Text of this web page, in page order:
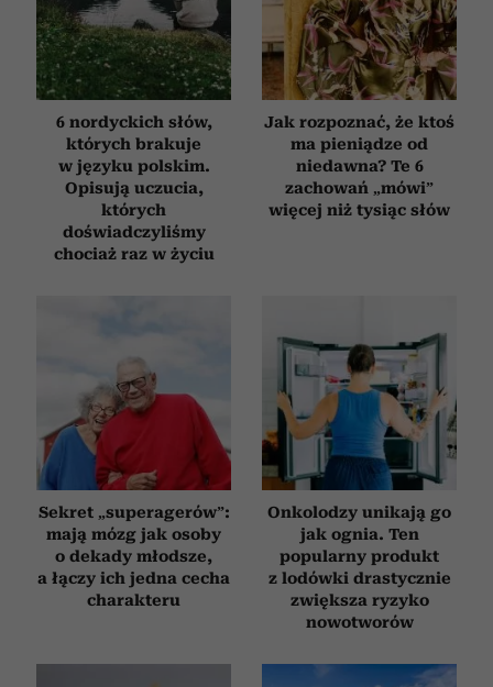
6 nordyckich słów,
których brakuje
w języku polskim.
Opisują uczucia,
których
doświadczyliśmy
chociaż raz w życiu
Jak rozpoznać, że ktoś
ma pieniądze od
niedawna? Te 6
zachowań „mówi”
więcej niż tysiąc słów
Sekret „superagerów”:
mają mózg jak osoby
o dekady młodsze,
a łączy ich jedna cecha
charakteru
Onkolodzy unikają go
jak ognia. Ten
popularny produkt
z lodówki drastycznie
zwiększa ryzyko
nowotworów